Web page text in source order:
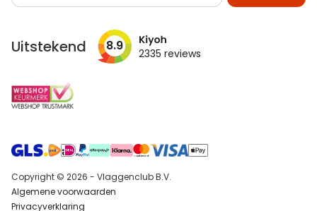
op
Uitstekend 8.9 2335 reviews
Copyright © 2026 - Vlaggenclub B.V.
Algemene voorwaarden
Privacyverklaring